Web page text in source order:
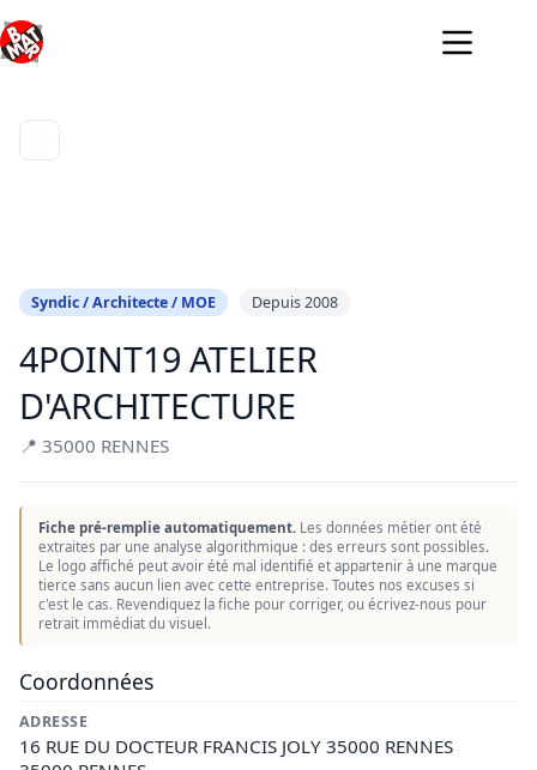
au
contenu
Syndic / Architecte / MOE Depuis 2008
4POINT19 ATELIER
D'ARCHITECTURE
📍 35000 RENNES
Fiche pré-remplie automatiquement. Les données métier ont été
extraites par une analyse algorithmique : des erreurs sont possibles.
Le logo affiché peut avoir été mal identifié et appartenir à une marque
tierce sans aucun lien avec cette entreprise. Toutes nos excuses si
c'est le cas. Revendiquez la fiche pour corriger, ou écrivez-nous pour
retrait immédiat du visuel.
Coordonnées
ADRESSE
16 RUE DU DOCTEUR FRANCIS JOLY 35000 RENNES